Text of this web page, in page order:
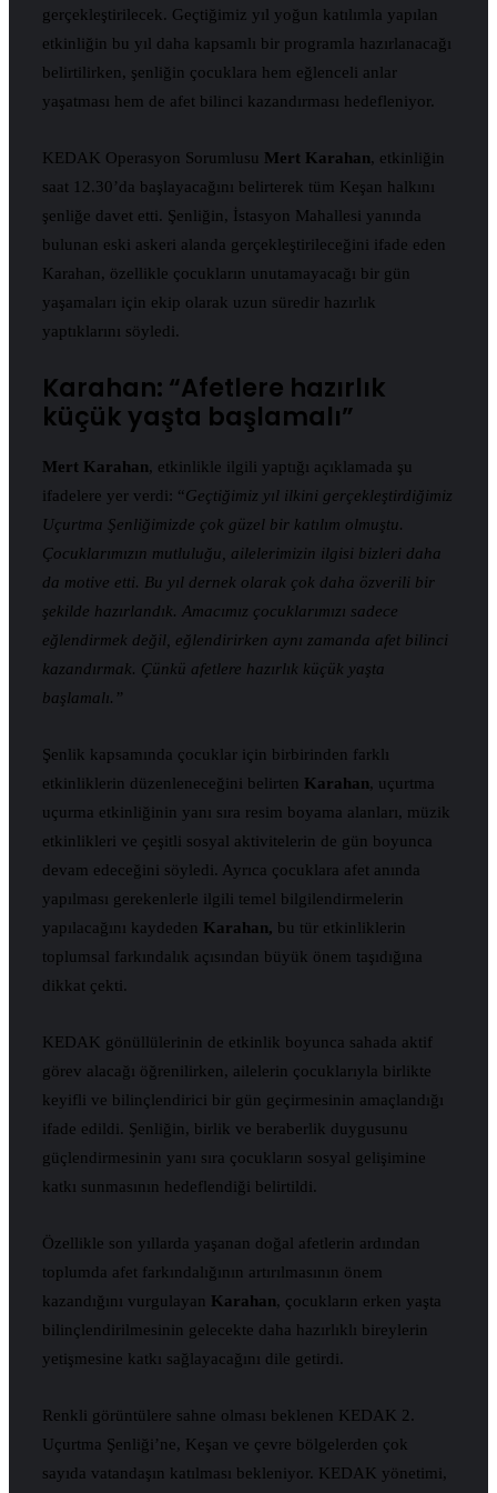
gerçekleştirilecek. Geçtiğimiz yıl yoğun katılımla yapılan
etkinliğin bu yıl daha kapsamlı bir programla hazırlanacağı
belirtilirken, şenliğin çocuklara hem eğlenceli anlar
yaşatması hem de afet bilinci kazandırması hedefleniyor.
KEDAK Operasyon Sorumlusu Mert Karahan, etkinliğin
saat 12.30’da başlayacağını belirterek tüm Keşan halkını
şenliğe davet etti. Şenliğin, İstasyon Mahallesi yanında
bulunan eski askeri alanda gerçekleştirileceğini ifade eden
Karahan, özellikle çocukların unutamayacağı bir gün
yaşamaları için ekip olarak uzun süredir hazırlık
yaptıklarını söyledi.
Karahan: “Afetlere hazırlık
küçük yaşta başlamalı”
Mert Karahan, etkinlikle ilgili yaptığı açıklamada şu
ifadelere yer verdi: “Geçtiğimiz yıl ilkini gerçekleştirdiğimiz
Uçurtma Şenliğimizde çok güzel bir katılım olmuştu.
Çocuklarımızın mutluluğu, ailelerimizin ilgisi bizleri daha
da motive etti. Bu yıl dernek olarak çok daha özverili bir
şekilde hazırlandık. Amacımız çocuklarımızı sadece
eğlendirmek değil, eğlendirirken aynı zamanda afet bilinci
kazandırmak. Çünkü afetlere hazırlık küçük yaşta
başlamalı.”
Şenlik kapsamında çocuklar için birbirinden farklı
etkinliklerin düzenleneceğini belirten Karahan, uçurtma
uçurma etkinliğinin yanı sıra resim boyama alanları, müzik
etkinlikleri ve çeşitli sosyal aktivitelerin de gün boyunca
devam edeceğini söyledi. Ayrıca çocuklara afet anında
yapılması gerekenlerle ilgili temel bilgilendirmelerin
yapılacağını kaydeden Karahan, bu tür etkinliklerin
toplumsal farkındalık açısından büyük önem taşıdığına
dikkat çekti.
KEDAK gönüllülerinin de etkinlik boyunca sahada aktif
görev alacağı öğrenilirken, ailelerin çocuklarıyla birlikte
keyifli ve bilinçlendirici bir gün geçirmesinin amaçlandığı
ifade edildi. Şenliğin, birlik ve beraberlik duygusunu
güçlendirmesinin yanı sıra çocukların sosyal gelişimine
katkı sunmasının hedeflendiği belirtildi.
Özellikle son yıllarda yaşanan doğal afetlerin ardından
toplumda afet farkındalığının artırılmasının önem
kazandığını vurgulayan Karahan, çocukların erken yaşta
bilinçlendirilmesinin gelecekte daha hazırlıklı bireylerin
yetişmesine katkı sağlayacağını dile getirdi.
Renkli görüntülere sahne olması beklenen KEDAK 2.
Uçurtma Şenliği’ne, Keşan ve çevre bölgelerden çok
sayıda vatandaşın katılması bekleniyor. KEDAK yönetimi,